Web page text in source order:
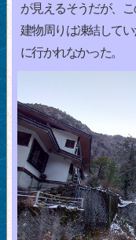
が見えるそうだが、
建物周りは凍結して
に行かれなかった。